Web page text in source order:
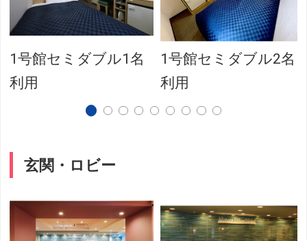
1号館セミダブル1名
利用
1号館セミダブル2名
利用
玄関・ロビー